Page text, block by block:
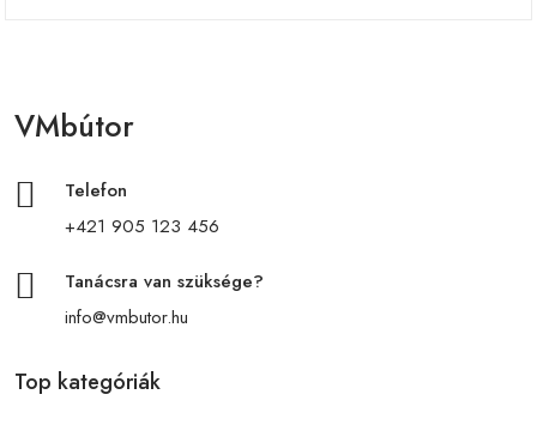
VMbútor
Telefon
+421 905 123 456
Tanácsra van szüksége?
info@vmbutor.hu
Top kategóriák